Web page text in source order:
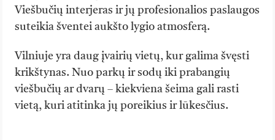
Viešbučių interjeras ir jų profesionalios paslaugos
suteikia šventei aukšto lygio atmosferą.
Vilniuje yra daug įvairių vietų, kur galima švęsti
krikštynas. Nuo parkų ir sodų iki prabangių
viešbučių ar dvarų – kiekviena šeima gali rasti
vietą, kuri atitinka jų poreikius ir lūkesčius.